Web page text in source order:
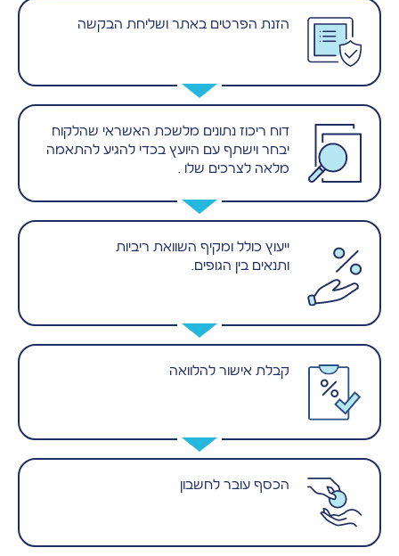
הזנת הפרטים באתר ושליחת הבקשה
דוח ריכוז נתונים מלשכת האשראי שהלקוח
יבחר וישתף עם היועץ בכדי להגיע להתאמה
מלאה לצרכים שלו .
ייעוץ כולל ומקיף השוואת ריביות
ותנאים בין הגופים.
קבלת אישור להלוואה
הכסף עובר לחשבון